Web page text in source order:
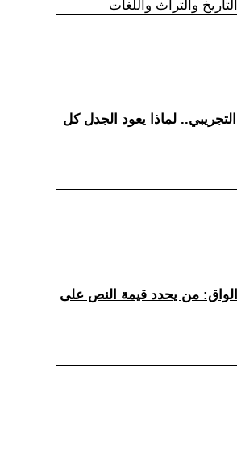
والتراث واللغات
لماذا يعود الجدل كل
الواق: من يحدد قيمة النص على